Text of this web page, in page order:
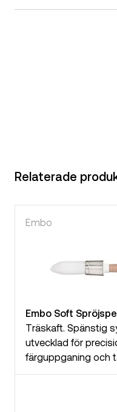
Relaterade
Embo
Embo Soft
Träskaft. Spänstig
utvecklad för
färguppganing och